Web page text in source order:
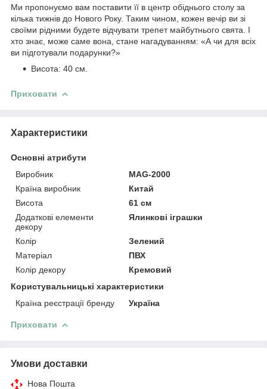
Ми пропонуємо вам поставити її в центр обіднього столу за
кілька тижнів до Нового Року. Таким чином, кожен вечір ви зі
своїми рідними будете відчувати трепет майбутнього свята. І
хто знає, може саме вона, стане нагадуванням: «А чи для всіх
ви підготували подарунки?»
Висота: 40 см.
Приховати
Характеристики
Основні атрибути
Виробник
MAG-2000
Країна виробник
Китай
Висота
61 см
Додаткові елементи
декору
Ялинкові іграшки
Колір
Зелений
Матеріал
ПВХ
Колір декору
Кремовий
Користувальницькі характеристики
Країна реєстрації бренду
Україна
Приховати
Умови доставки
Нова Пошта